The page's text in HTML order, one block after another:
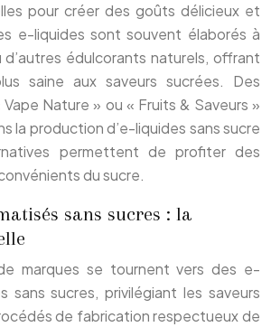
pour créer des goûts délicieux et
e-liquides sont souvent élaborés à
édulcorants naturels, offrant
saine aux saveurs sucrées. Des
Nature » ou « Fruits & Saveurs »
la production d’e-liquides sans sucre
permettent de profiter des
du sucre.
sans sucres : la
marques se tournent vers des e-
sans sucres, privilégiant les saveurs
de fabrication respectueux de